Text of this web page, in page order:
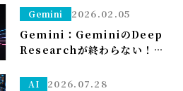
して、仕分けはClaudeに任
Gemini 2026.02.05
Gemini：GeminiのDeep
Researchが終わらない！？
た1つ」のこと
AI 2026.07.28